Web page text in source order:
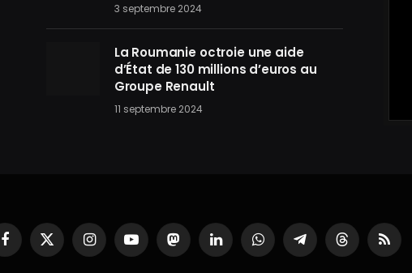
3 septembre 2024
La Roumanie octroie une aide
d’État de 130 millions d’euros au
Groupe Renault
11 septembre 2024
Facebook
X
(Twitter)
InstagramYouTubeMastodonLinkedInWhatsAppPartager
sur
ThreadsRSS